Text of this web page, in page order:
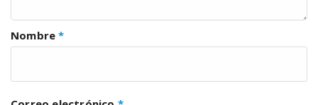
Nombre*